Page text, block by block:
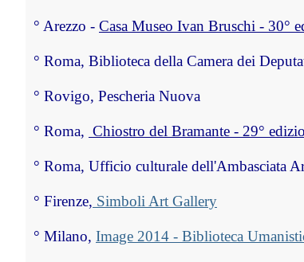
° Arezzo - Casa Museo Ivan Bruschi - 30°
° Roma, Biblioteca della Camera dei
° Rovigo, Pescheria Nuova
° Roma, Chiostro del Bramante - 29°
° Roma, Ufficio culturale dell'Ambasciata
° Firenze, Simboli Art Gallery
° Milano, Image 2014 - Biblioteca